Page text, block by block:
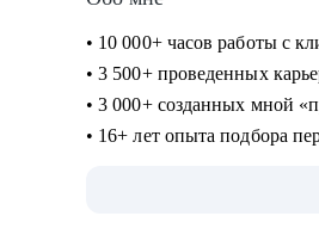
• 10 000+ часов работы с
• 3 500+ проведенных
• 3 000+ созданных мной
• 16+ лет опыта подбора
• Профильное высшее